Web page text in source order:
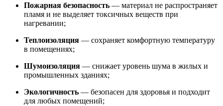
Пожарная безопасность — материал не распространяет
пламя и не выделяет токсичных веществ при
нагревании;
Теплоизоляция — сохраняет комфортную температуру
в помещениях;
Шумоизоляция — снижает уровень шума в жилых и
промышленных зданиях;
Экологичность — безопасен для здоровья и подходит
для любых помещений;